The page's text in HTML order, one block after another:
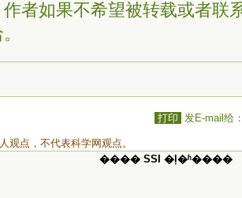
者如果不希望被转载或者联
打印 发E-mail给
观点，不代表科学网观点。
���� SSI �ļ�ʱ����